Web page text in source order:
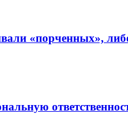
«порченных»,